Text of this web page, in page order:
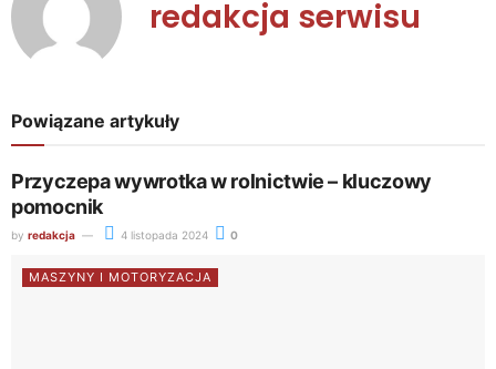
redakcja serwisu
Powiązane artykuły
Przyczepa wywrotka w rolnictwie – kluczowy
pomocnik
by redakcja 4 listopada 2024 0
MASZYNY I MOTORYZACJA